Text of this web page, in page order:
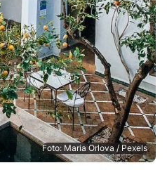
Foto: Maria Orlova / Pexels